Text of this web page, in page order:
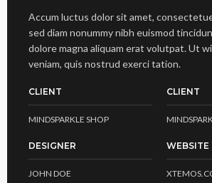
Accum luctus dolor sit amet,
sed diam nonummy nibh euismod
dolore magna aliquam erat volutpat. Ut
veniam, quis nostrud exerci tation.
CLIENT
MINDSPARKLE SHOP
CLIENT
DESIGNER
JOHN DOE
WEBSITE